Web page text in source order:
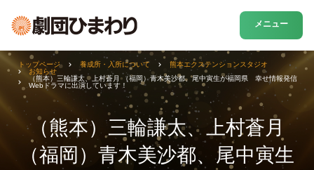
メニュー
（熊本）三輪謙太、上村蒼月
（福岡）青木美沙都、尾中寅生
トップページ 養成所・入所について
熊本エクステンションスタジオ
お知らせ
（熊本）三輪謙太、上村蒼月 （福岡）青木美沙都、尾中寅生が福岡県 幸せ情報発信
Webドラマに出演しています！